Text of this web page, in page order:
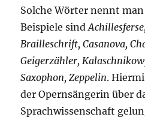
Solche Wörter nennt
Beispiele sind
Brailleschrift, Casanova,
Geigerzähler,
Saxophon, Zeppelin.
der Opernsängerin über
Sprachwissenschaft